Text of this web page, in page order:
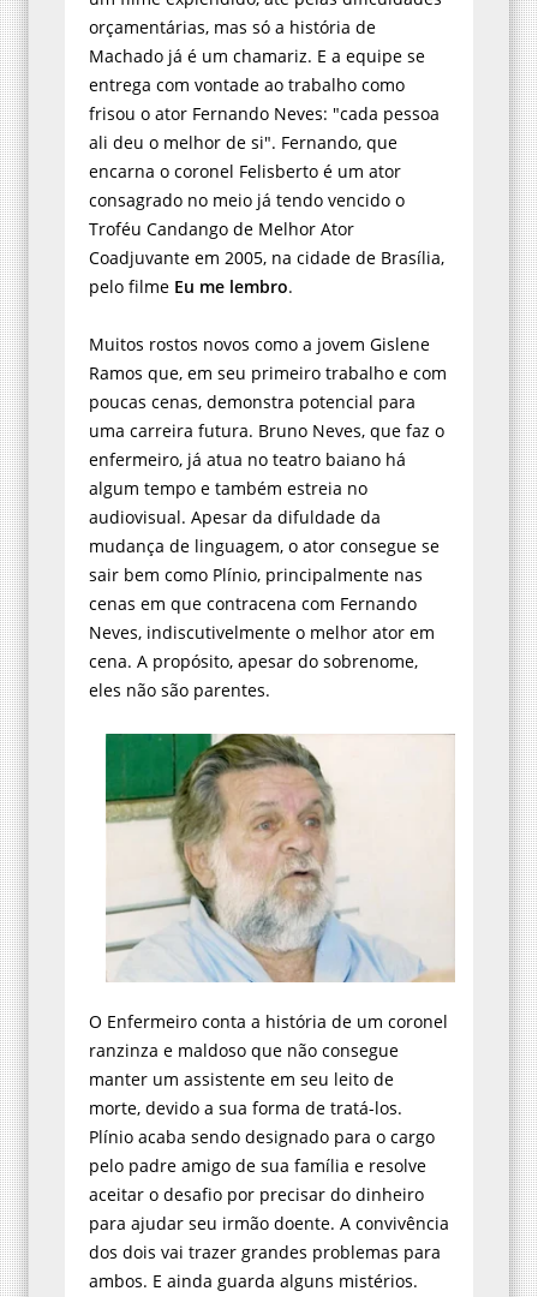
orçamentárias, mas só a história de
Machado já é um chamariz. E a equipe se
entrega com vontade ao trabalho como
frisou o ator Fernando Neves: "cada pessoa
ali deu o melhor de si". Fernando, que
encarna o coronel Felisberto é um ator
consagrado no meio já tendo vencido o
Troféu Candango de Melhor Ator
Coadjuvante em 2005, na cidade de Brasília,
pelo filme Eu me lembro.
Muitos rostos novos como a jovem Gislene
Ramos que, em seu primeiro trabalho e com
poucas cenas, demonstra potencial para
uma carreira futura. Bruno Neves, que faz o
enfermeiro, já atua no teatro baiano há
algum tempo e também estreia no
audiovisual. Apesar da difuldade da
mudança de linguagem, o ator consegue se
sair bem como Plínio, principalmente nas
cenas em que contracena com Fernando
Neves, indiscutivelmente o melhor ator em
cena. A propósito, apesar do sobrenome,
eles não são parentes.
O Enfermeiro conta a história de um coronel
ranzinza e maldoso que não consegue
manter um assistente em seu leito de
morte, devido a sua forma de tratá-los.
Plínio acaba sendo designado para o cargo
pelo padre amigo de sua família e resolve
aceitar o desafio por precisar do dinheiro
para ajudar seu irmão doente. A convivência
dos dois vai trazer grandes problemas para
ambos. E ainda guarda alguns mistérios.